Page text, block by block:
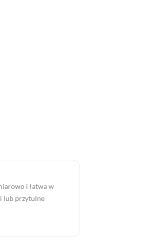
i łatwa w
lub przytulne